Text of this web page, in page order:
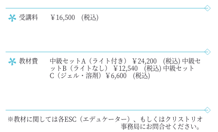
受講料 ￥16,500 (税込)
教材費 中級セットA（ライト付き） ￥24,200 (税込) 中級セ
ットB（ライトなし） ￥12,540 (税込) 中級セット
C（ジェル・溶剤）￥6,600 (税込)
※教材に関しては各ESC（エデュケーター）、もしくはクリストリオ
事務局にお問合せください。